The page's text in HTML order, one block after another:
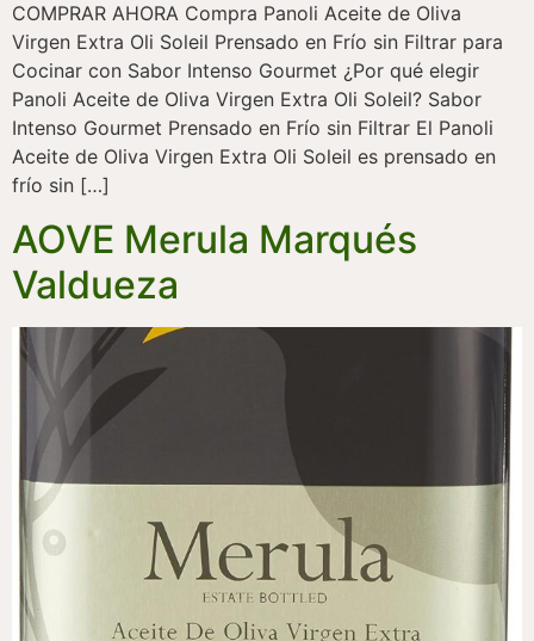
COMPRAR AHORA Compra Panoli Aceite de Oliva
Virgen Extra Oli Soleil Prensado en Frío sin Filtrar para
Cocinar con Sabor Intenso Gourmet ¿Por qué elegir
Panoli Aceite de Oliva Virgen Extra Oli Soleil? Sabor
Intenso Gourmet Prensado en Frío sin Filtrar El Panoli
Aceite de Oliva Virgen Extra Oli Soleil es prensado en
frío sin […]
AOVE Merula Marqués
Valdueza